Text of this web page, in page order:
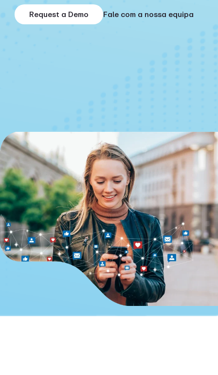
Request a Demo Fale com a nossa equipa